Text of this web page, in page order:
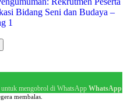
Bidang Seni dan Budaya –
1
mengobrol di WhatsApp WhatsApp
membalas.